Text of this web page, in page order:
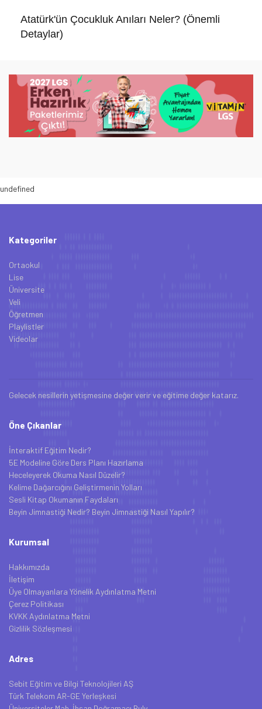
Atatürk'ün Çocukluk Anıları Neler? (Önemli
Detaylar)
undefined
Kategoriler
Ortaokul
Lise
Üniversite
Veli
Öğretmen
Playlistler
Videolar
Gelecek nesillerin yetişmesine değer verir ve eğitime değer katarız.
Öne Çıkanlar
İnteraktif Eğitim Nedir?
5E Modeline Göre Ders Planı Hazırlama
Heceleyerek Okuma Nasıl Düzelir?
Kelime Dağarcığını Geliştirmenin Yolları
Sesli Kitap Okumanın Faydaları
Beyin Jimnastiği Nedir? Beyin Jimnastiği Nasıl Yapılır?
Kurumsal
Hakkımızda
İletişim
Üye Olmayanlara Yönelik Aydınlatma Metni
Çerez Politikası
KVKK Aydınlatma Metni
Gizlilik Sözleşmesi
Adres
Sebit Eğitim ve Bilgi Teknolojileri AŞ
Türk Telekom AR-GE Yerleşkesi